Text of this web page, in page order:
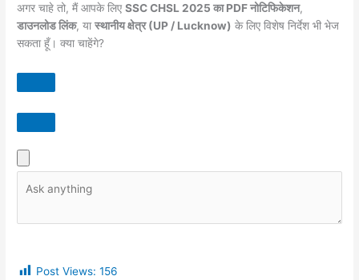
अगर चाहे तो, मैं आपके लिएSSC CHSL 2025 का PDF नोटिफिकेशन,
डाउनलोड लिंक, यास्थानीय क्षेत्र (UP / Lucknow) के लिए विशेष निर्देश भी भेज
सकता हूँ। क्या चाहेंगे?
Post Views: 156